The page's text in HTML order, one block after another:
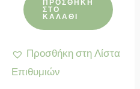
5
ΠΡΟΣΘΉΚΗ
ΣΤΟ
ΚΑΛΆΘΙ
Προσθήκη στη Λίστα
Επιθυμιών